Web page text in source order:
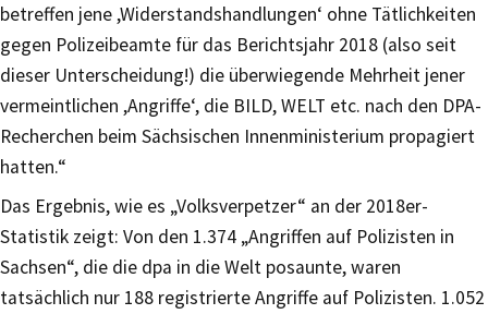
betreffen jene ,Widerstandshandlungen‘ ohne Tätlichkeiten
gegen Polizeibeamte für das Berichtsjahr 2018 (also seit
dieser Unterscheidung!) die überwiegende Mehrheit jener
vermeintlichen ,Angriffe‘, die BILD, WELT etc. nach den DPA-
Recherchen beim Sächsischen Innenministerium propagiert
hatten.“
Das Ergebnis, wie es „Volksverpetzer“ an der 2018er-
Statistik zeigt: Von den 1.374 „Angriffen auf Polizisten in
Sachsen“, die die dpa in die Welt posaunte, waren
tatsächlich nur 188 registrierte Angriffe auf Polizisten. 1.052